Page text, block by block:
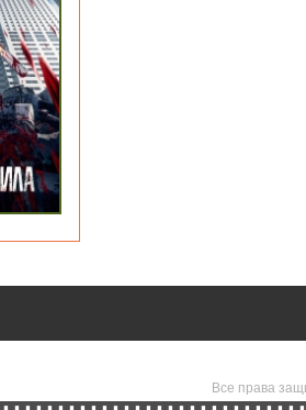
Все права